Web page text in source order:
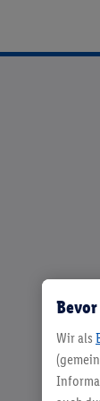
Wir als